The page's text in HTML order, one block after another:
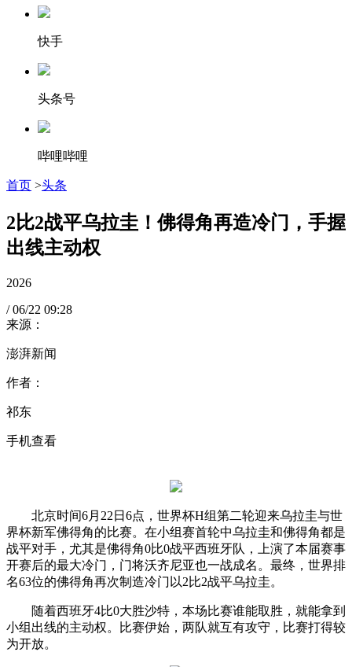
快手
头条号
哔哩哔哩
首页 >头条
2比2战平乌拉圭！佛得角再造冷门，手握
出线主动权
2026
/ 06/22 09:28
来源：
澎湃新闻
作者：
祁东
手机查看
北京时间6月22日6点，世界杯H组第二轮迎来乌拉圭与世
界杯新军佛得角的比赛。在小组赛首轮中乌拉圭和佛得角都是
战平对手，尤其是佛得角0比0战平西班牙队，上演了本届赛事
开赛后的最大冷门，门将沃齐尼亚也一战成名。最终，世界排
名63位的佛得角再次制造冷门以2比2战平乌拉圭。
随着西班牙4比0大胜沙特，本场比赛谁能取胜，就能拿到
小组出线的主动权。比赛伊始，两队就互有攻守，比赛打得较
为开放。